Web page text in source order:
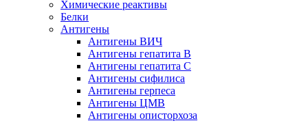
Химические реактивы
Белки
Антигены
Антигены ВИЧ
Антигены гепатита B
Антигены гепатита C
Антигены сифилиса
Антигены герпеса
Антигены ЦМВ
Антигены описторхоза